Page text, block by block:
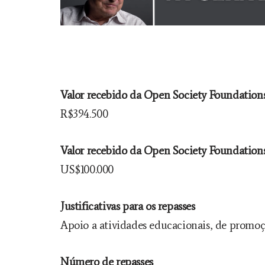
Valor recebido da Open Society
R$394.500
Valor recebido da Open Society
US$100.000
Justificativas para os repasses
Apoio a atividades educacionais, de
Número de repasses